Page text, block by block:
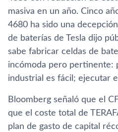
masiva en un año. Cinco
4680 ha sido una
de baterías de Tesla dijo
sabe fabricar celdas de
incómoda pero pertinente:
industrial es fácil; ejecutar
Bloomberg señaló que el
que el coste total de
plan de gasto de capital